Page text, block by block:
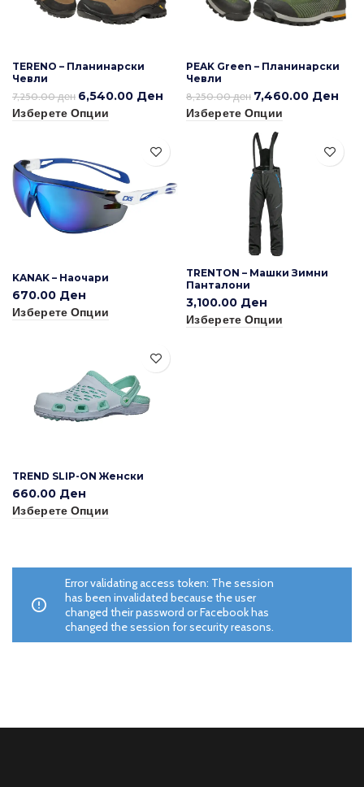
TERENO – Планинарски
Чевли
7,250.00ден 6,540.00 Ден
Изберете Опции
PEAK Green – Планинарски
Чевли
8,250.00ден 7,460.00 Ден
Изберете Опции
KANAK – Наочари
670.00 Ден
Изберете Опции
TRENTON – Машки Зимни
Панталони
3,100.00 Ден
Изберете Опции
TREND SLIP-ON Женски
660.00 Ден
Изберете Опции
Error validating access token: The session
has been invalidated because the user
changed their password or Facebook has
changed the session for security reasons.